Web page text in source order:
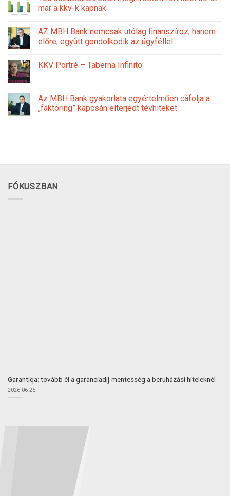
már a kkv-k kapnak
AZ MBH Bank nemcsak utólag finanszíroz, hanem
előre, együtt gondolkodik az ügyféllel
KKV Portré – Taberna Infinito
Az MBH Bank gyakorlata egyértelműen cáfolja a
„faktoring” kapcsán elterjedt tévhiteket
FÓKUSZBAN
Garantiqa: tovább él a garanciadíj-mentesség a beruházási hiteleknél
2026-06-25